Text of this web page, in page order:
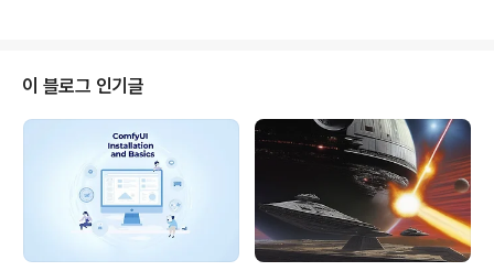
본 것입니다. 가운데 보이는 건물이 새둥지(鳥巢, niaoch
ao, Bird's Nest)라고 불리고 있는 올림픽 주경기장입니
다. 우측 아래 빨간 박스를 보시면 됩니다. 그런데, 위 그림
의 중간 아래를 보시면 이 영상이 GeoEye에서 촬영된 영
상이라고 되어 있습니다. 원래 구글어스에서는 60cm..
이 블로그 인기글